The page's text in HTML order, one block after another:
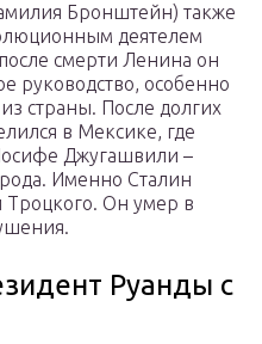
Бронштейн) также
деятелем
смерти Ленина он
руководство, особенно
страны. После долгих
в Мексике, где
Джугашвили –
Именно Сталин
Троцкого. Он умер в
Руанды с